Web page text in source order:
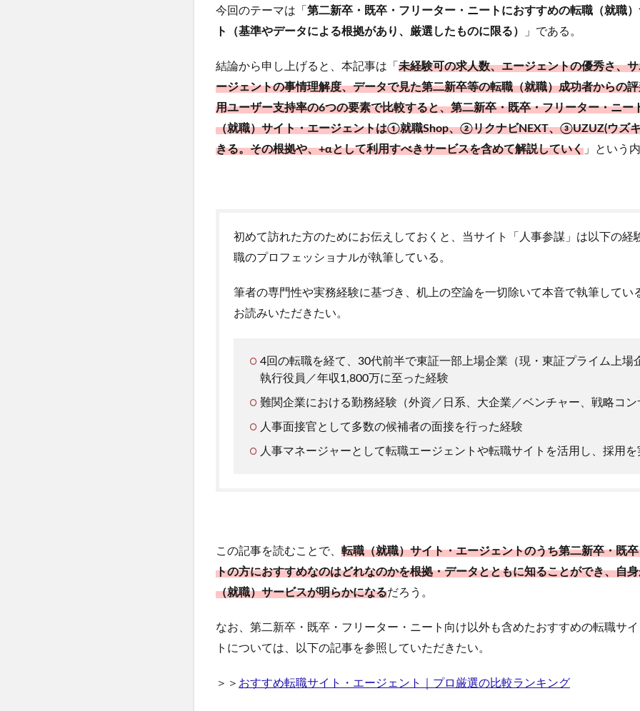
今回のテーマは「 第二新卒・既卒・フリーター・ニートにおすすめの転職（就職
ト
（基準やデータによる根拠があり、厳選したものに限る） 」である。
結論から申し上げると、本記事は「 未経験可の求人数、エージェントの優秀さ、
ージェントの事情理解度、データで見た第二新卒等の転職（就職）成功者からの
用ユーザー支持率の6つの要素で比較すると、第二新卒・既卒・フリーター・ニー
（就職）サイト・エージェントは①就職Shop、②リクナビNEXT、③UZUZ(ウズ
きる。その根拠や、+αとして利用すべきサービスを含めて解説していく 」という
初めて訪れた方のためにお伝えしておくと、当サイト「人事参謀」は以下の経
職のプロフェッショナルが執筆している。
筆者の専門性や実務経験に基づき、机上の空論を一切除いて本音で執筆してい
お読みいただきたい。
4回の転職を経て、30代前半で東証一部上場企業（現・東証プライム上場
執行役員／年収1,800万に至った経験
難関企業における勤務経験（外資／日系、大企業／ベンチャー、戦略コン
人事面接官として多数の候補者の面接を行った経験
人事マネージャーとして転職エージェントや転職サイトを活用し、採用
この記事を読むことで、 転職（就職）サイト・エージェントのうち第二新卒・既
トの方におすすめなのはどれなのかを根拠・データとともに知ることができ、自
（就職）サービスが明らかになるだろう。
なお、第二新卒・既卒・フリーター・ニート向け以外も含めたおすすめの転職サ
トについては、以下の記事を参照していただきたい。
＞＞ おすすめ転職サイト・エージェント｜プロ厳選の比較ランキング